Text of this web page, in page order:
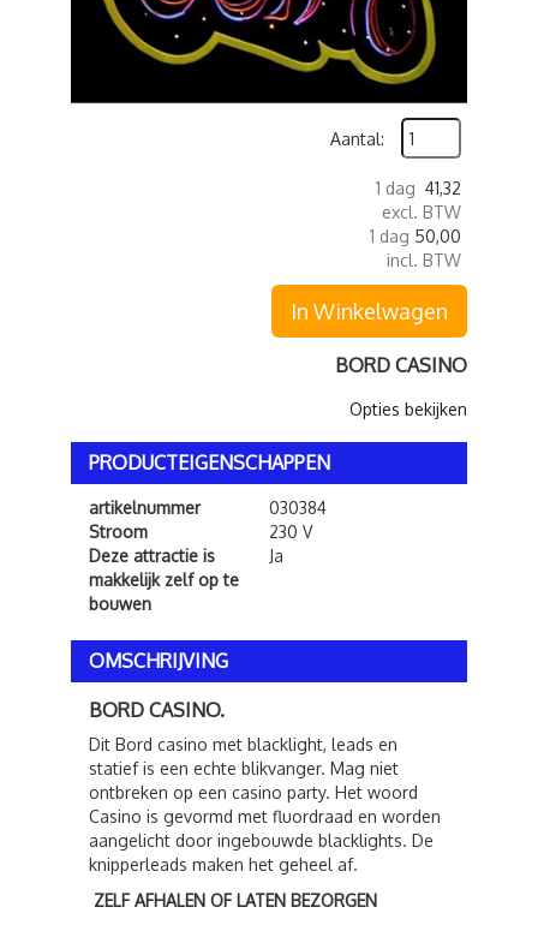
Aantal:
1 dag 41,32
excl. BTW
1 dag 50,00
incl. BTW
In Winkelwagen
BORD CASINO
Opties bekijken
PRODUCTEIGENSCHAPPEN
artikelnummer
030384
Stroom
230 V
Deze attractie is
makkelijk zelf op te
bouwen
Ja
OMSCHRIJVING
BORD CASINO.
Dit Bord casino met blacklight, leads en
statief is een echte blikvanger. Mag niet
ontbreken op een casino party. Het woord
Casino is gevormd met fluordraad en worden
aangelicht door ingebouwde blacklights. De
knipperleads maken het geheel af.
ZELF AFHALEN OF LATEN BEZORGEN